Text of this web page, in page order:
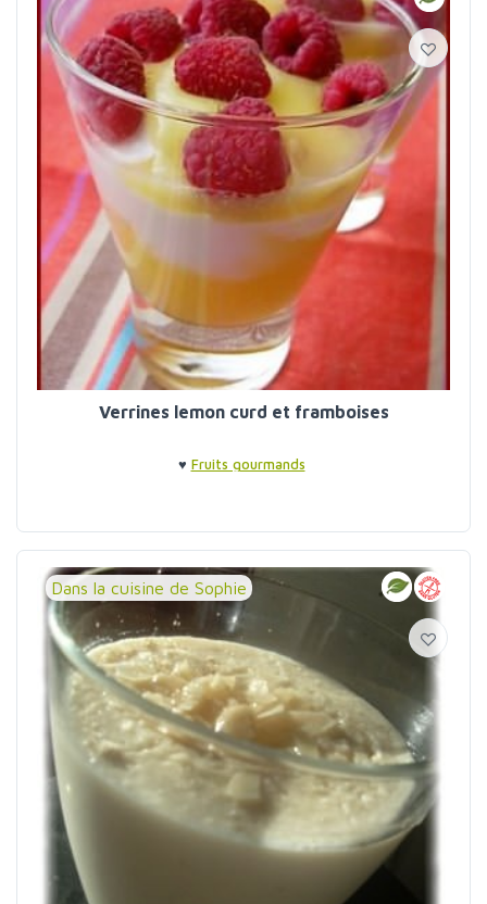
Verrines lemon curd et framboises
♥ Fruits gourmands
Dans la cuisine de Sophie